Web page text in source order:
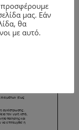
προσφέρουμε
μας. Εάν
θα
με αυτό.